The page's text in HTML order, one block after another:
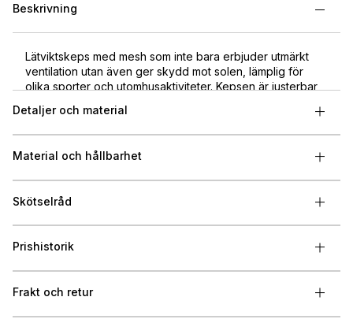
Beskrivning
Lätviktskeps med mesh som inte bara erbjuder utmärkt
ventilation utan även ger skydd mot solen, lämplig för
olika sporter och utomhusaktiviteter. Kepsen är justerbar
Detaljer och material
Material och hållbarhet
Skötselråd
Prishistorik
Frakt och retur